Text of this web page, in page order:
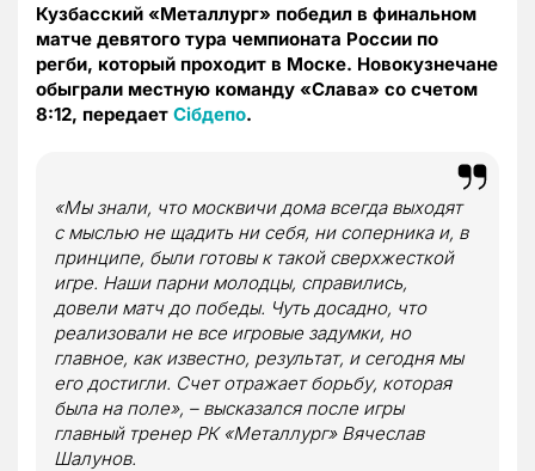
Кузбасский «Металлург» победил в финальном
матче девятого тура чемпионата России по
регби, который проходит в Моске. Новокузнечане
обыграли местную команду «Слава» со счетом
8:12, передает Сiбдепо.
«Мы знали, что москвичи дома всегда выходят
с мыслью не щадить ни себя, ни соперника и, в
принципе, были готовы к такой сверхжесткой
игре. Наши парни молодцы, справились,
довели матч до победы. Чуть досадно, что
реализовали не все игровые задумки, но
главное, как известно, результат, и сегодня мы
его достигли. Счет отражает борьбу, которая
была на поле», – высказался после игры
главный тренер РК «Металлург» Вячеслав
Шалунов.